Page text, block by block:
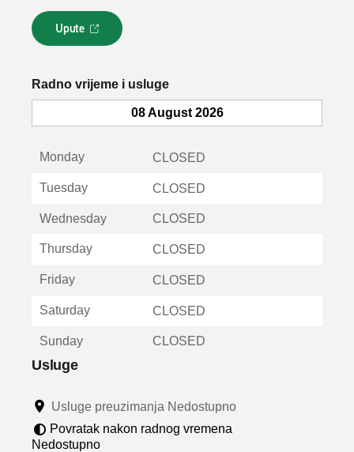
Upute
L
i
k
o
u
u
Radno vrijeme i usluge
08 August 2026
Monday CLOSED
Tuesday CLOSED
Wednesday CLOSED
Thursday CLOSED
Friday CLOSED
Saturday CLOSED
Sunday CLOSED
Usluge
Usluge preuzimanja Nedostupno
Povratak nakon radnog vremena
Nedostupno